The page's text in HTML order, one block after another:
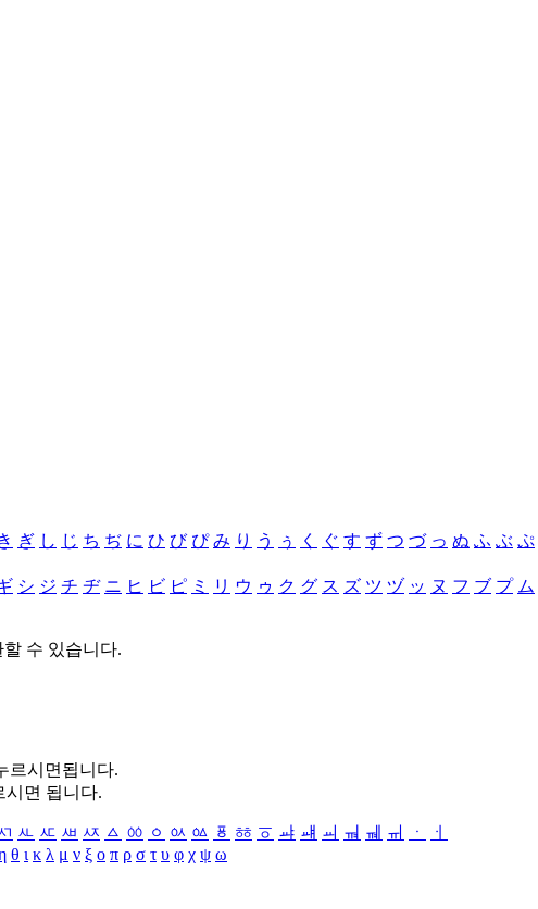
ぎ し じ ち ぢ に ひ び ぴ み り う ぅ く ぐ す ず つ づ っ ぬ ふ ぶ ぷ
シ ジ チ ヂ ニ ヒ ビ ピ ミ リ ウ ゥ ク グ ス ズ ツ ヅ ッ ヌ フ ブ プ ム
수 있습니다.
르시면됩니다.
시면 됩니다.
ㅻ ㅼ ㅽ ㅾ ㅿ ㆀ ㆁ ㆂ ㆃ ㆄ ㆅ ㆆ ㆇ ㆈ ㆉ ㆊ ㆋ ㆌ ㆍ
ㆎ
θ ι κ λ μ ν ξ ο π ρ σ τ υ φ χ ψ ω